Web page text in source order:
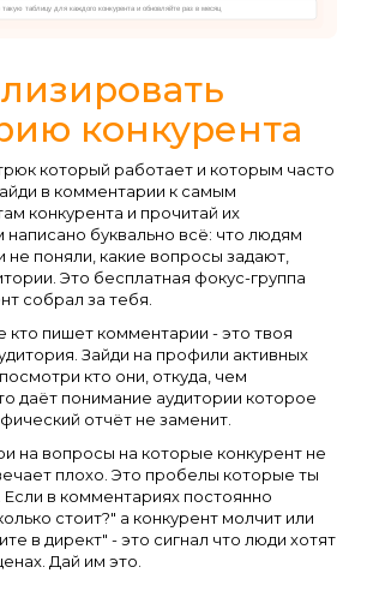
такую таблицу для каждого конкурента и обновляйте раз в месяц
конкурента
который работает и которым часто
в комментарии к самым
конкурента и прочитай их
написано буквально всё: что людям
не поняли, какие вопросы задают,
Это бесплатная фокус-группа
собрал за тебя.
кто пишет комментарии - это твоя
Зайди на профили активных
кто они, откуда, чем
даёт понимание аудитории которое
отчёт не заменит.
на вопросы на которые конкурент не
плохо. Это пробелы которые ты
в комментариях постоянно
стоит?" а конкурент молчит или
в директ" - это сигнал что люди хотят
Дай им это.